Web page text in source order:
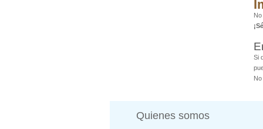
Si
Quienes somos